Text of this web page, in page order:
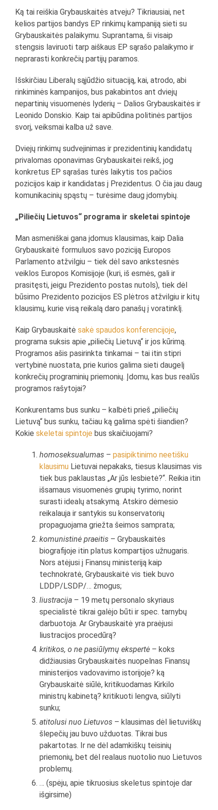
Ką tai reiškia Grybauskaitės atveju? Tikriausiai, net
kelios partijos bandys EP rinkimų kampaniją sieti su
Grybauskaitės palaikymu. Suprantama, ši visaip
stengsis laviruoti tarp aiškaus EP sąrašo palaikymo ir
neprarasti konkrečių partijų paramos.
Išskirčiau Liberalų sąjūdžio situaciją, kai, atrodo, abi
rinkiminės kampanijos, bus pakabintos ant dviejų
nepartinių visuomenės lyderių – Dalios Grybauskaitės ir
Leonido Donskio. Kaip tai apibūdina politinės partijos
svorį, veiksmai kalba už save.
Dviejų rinkimų sudvejinimas ir prezidentinių kandidatų
privalomas oponavimas Grybauskaitei reikš, jog
konkretus EP sąrašas turės laikytis tos pačios
pozicijos kaip ir kandidatas į Prezidentus. O čia jau daug
komunikacinių spąstų – turėsime daug įdomybių.
„Piliečių Lietuvos“ programa ir skeletai spintoje
Man asmeniškai gana įdomus klausimas, kaip Dalia
Grybauskaitė formuluos savo poziciją Europos
Parlamento atžvilgiu – tiek dėl savo ankstesnės
veiklos Europos Komisijoje (kuri, iš esmės, gali ir
prasitęsti, jeigu Prezidento postas nutols), tiek dėl
būsimo Prezidento pozicijos ES plėtros atžvilgiu ir kitų
klausimų, kurie visą reikalą daro panašų į voratinklį.
Kaip Grybauskaitėsakė spaudos konferencijoje,
programa suksis apie „piliečių Lietuvą“ ir jos kūrimą.
Programos ašis pasirinkta tinkamai – tai itin stipri
vertybinė nuostata, prie kurios galima sieti daugelį
konkrečių programinių priemonių. Įdomu, kas bus realūs
programos rašytojai?
Konkurentams bus sunku – kalbėti prieš „piliečių
Lietuvą“ bus sunku, tačiau ką galima spėti šiandien?
Kokieskeletai spintoje bus skaičiuojami?
homoseksualumas –pasipiktinimo neetišku
klausimu Lietuvai nepakaks, tiesus klausimas vis
tiek bus paklaustas „Ar jūs lesbietė?“. Reikia itin
išsamaus visuomenės grupių tyrimo, norint
surasti idealų atsakymą. Atskiro dėmesio
reikalauja ir santykis su konservatorių
propaguojama griežta šeimos samprata;
komunistinė praeitis – Grybauskaitės
biografijoje itin platus kompartijos užnugaris.
Nors atėjusi į Finansų ministeriją kaip
technokratė, Grybauskaitė vis tiek buvo
LDDP/LSDP/… žmogus;
liustracija – 19 metų personalo skyriaus
specialistė tikrai galėjo būti ir spec. tarnybų
darbuotoja. Ar Grybauskaitė yra praėjusi
liustracijos procedūrą?
kritikos, o ne pasiūlymų ekspertė – koks
didžiausias Grybauskaitės nuopelnas Finansų
ministerijos vadovavimo istorijoje? ką
Grybauskaitė siūlė, kritikuodamas Kirkilo
ministrų kabinetą? kritikuoti lengva, siūlyti
sunku;
atitolusi nuo Lietuvos – klausimas dėl lietuviškų
šlepečių jau buvo užduotas. Tikrai bus
pakartotas. Ir ne dėl adamkiškų teisinių
priemonių, bet dėl realaus nuotolio nuo Lietuvos
problemų.
… (spėju, apie tikruosius skeletus spintoje dar
išgirsime)